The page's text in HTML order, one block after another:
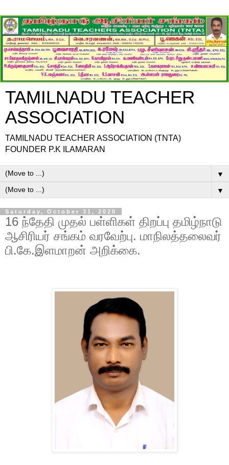
TAMILNADU TEACHER
ASSOCIATION
TAMILNADU TEACHER ASSOCIATION (TNTA)
FOUNDER P.K ILAMARAN
▼
▼
Saturday, October 31, 2020
16 ந்தேதி முதல் பள்ளிகள் திறப்பு தமிழ்நாடு
ஆசிரியர் சங்கம் வரவேற்பு. மாநிலத்தலைவர்
பி.கே.இளமாறன் அறிக்கை.